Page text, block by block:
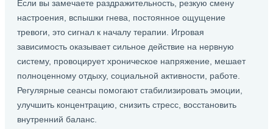
Если вы замечаете раздражительность, резкую смену
настроения, вспышки гнева, постоянное ощущение
тревоги, это сигнал к началу терапии. Игровая
зависимость оказывает сильное действие на нервную
систему, провоцирует хроническое напряжение, мешает
полноценному отдыху, социальной активности, работе.
Регулярные сеансы помогают стабилизировать эмоции,
улучшить концентрацию, снизить стресс, восстановить
внутренний баланс.